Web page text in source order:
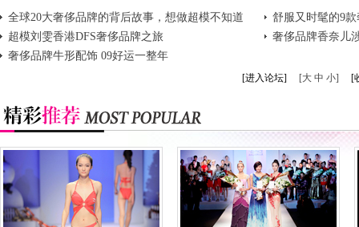
全球20大奢侈品牌的背后故事，想做超模不知道
可就尴尬了（上）
舒服又时髦的9
超模刘雯香港DFS奢侈品牌之旅
奢侈品牌香奈儿
奢侈品牌牛形配饰 09好运一整年
[进入论坛] [大 中 小] [